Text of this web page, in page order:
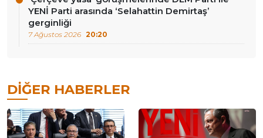
YENİ Parti arasında ‘Selahattin Demirtaş’
gerginliği
7 Ağustos 2026 20:20
DIĞER HABERLER